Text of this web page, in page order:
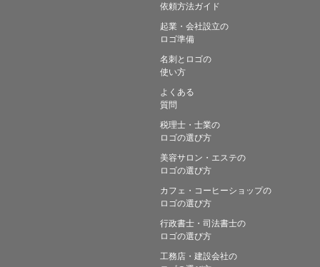
依頼方法ガイド
起業・会社設立の
ロゴ準備
名刺とロゴの
使い方
よくある
質問
税理士・士業の
ロゴの選び方
美容サロン・エステの
ロゴの選び方
カフェ・コーヒーショップの
ロゴの選び方
行政書士・司法書士の
ロゴの選び方
工務店・建設会社の